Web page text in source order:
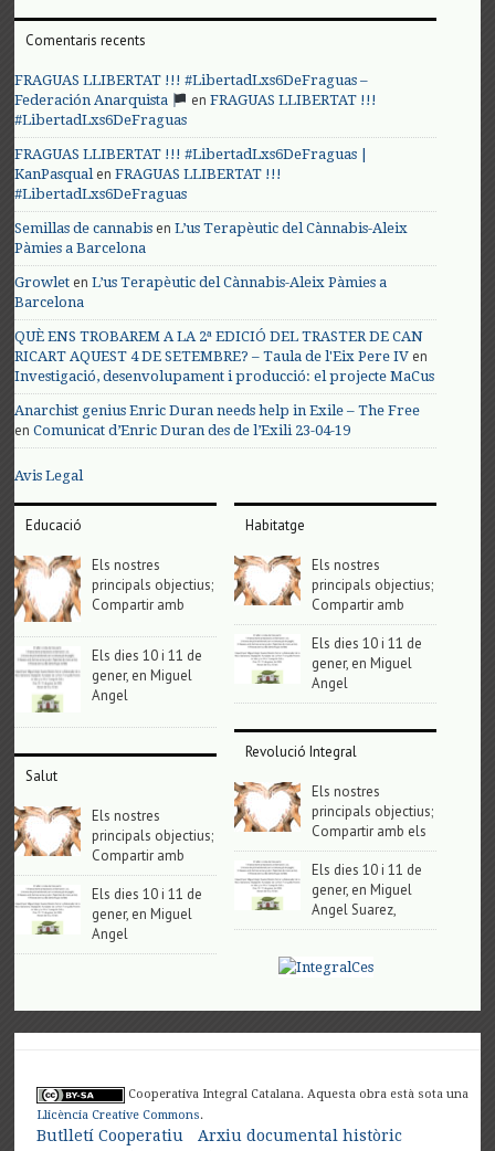
Comentaris recents
FRAGUAS LLIBERTAT !!! #LibertadLxs6DeFraguas –
Federación Anarquista
enFRAGUAS LLIBERTAT !!!
#LibertadLxs6DeFraguas
FRAGUAS LLIBERTAT !!! #LibertadLxs6DeFraguas |
KanPasqualenFRAGUAS LLIBERTAT !!!
#LibertadLxs6DeFraguas
Semillas de cannabis enL’us Terapèutic del Cànnabis-Aleix
Pàmies a Barcelona
Growlet enL’us Terapèutic del Cànnabis-Aleix Pàmies a
Barcelona
QUÈ ENS TROBAREM A LA 2ª EDICIÓ DEL TRASTER DE CAN
RICART AQUEST 4 DE SETEMBRE? – Taula de l'Eix Pere IV en
Investigació, desenvolupament i producció: el projecte MaCus
Anarchist genius Enric Duran needs help in Exile – The Free
enComunicat d’Enric Duran des de l’Exili 23-04-19
Avis Legal
Educació
Els nostres
principals objectius;
Compartir amb
Els dies 10 i 11 de
gener, en Miguel
Angel
Salut
Els nostres
principals objectius;
Compartir amb
Els dies 10 i 11 de
gener, en Miguel
Angel
Habitatge
Els nostres
principals objectius;
Compartir amb
Els dies 10 i 11 de
gener, en Miguel
Angel
Revolució Integral
Els nostres
principals objectius;
Compartir amb els
Els dies 10 i 11 de
gener, en Miguel
Angel Suarez,
Cooperativa Integral Catalana. Aquesta obra està sota una
Llicència Creative Commons.
Butlletí Cooperatiu
Arxiu documental històric